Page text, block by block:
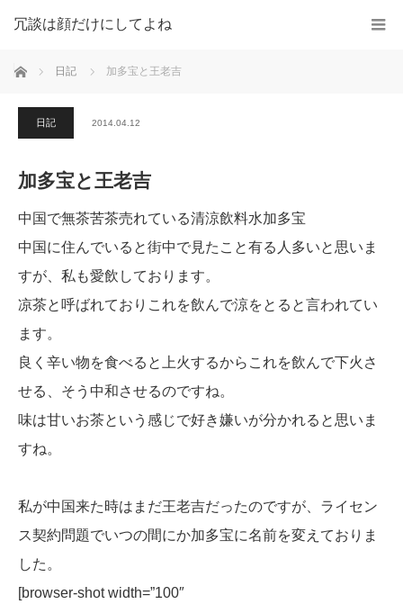
冗談は顔だけにしてよね
ホーム 日記 加多宝と王老吉
日記 2014.04.12
加多宝と王老吉
中国で無茶苦茶売れている清涼飲料水加多宝
中国に住んでいると街中で見たこと有る人多いと思いま
すが、私も愛飲しております。
凉茶と呼ばれておりこれを飲んで涼をとると言われてい
ます。
良く辛い物を食べると上火するからこれを飲んで下火さ
せる、そう中和させるのですね。
味は甘いお茶という感じで好き嫌いが分かれると思いま
すね。
私が中国来た時はまだ王老吉だったのですが、ライセン
ス契約問題でいつの間にか加多宝に名前を変えておりま
した。
[browser-shot width=”100″